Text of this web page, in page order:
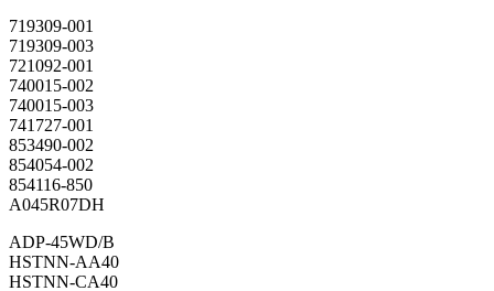
719309-001
719309-003
721092-001
740015-002
740015-003
741727-001
853490-002
854054-002
854116-850
A045R07DH
ADP-45WD/B
HSTNN-AA40
HSTNN-CA40